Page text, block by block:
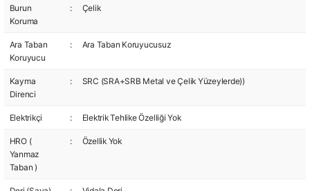
Burun
Koruma
: Çelik
Ara Taban
Koruyucu
: Ara Taban Koruyucusuz
Kayma
Direnci
: SRC (SRA+SRB Metal ve Çelik Yüzeylerde))
Elektrikçi : Elektrik Tehlike Özelliği Yok
HRO (
Yanmaz
Taban )
: Özellik Yok